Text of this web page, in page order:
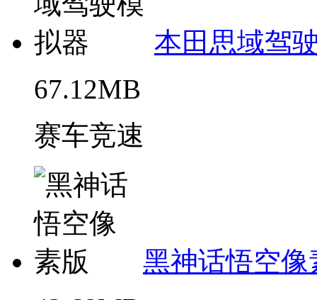
本田思域驾
67.12MB
赛车竞速
黑神话悟空像